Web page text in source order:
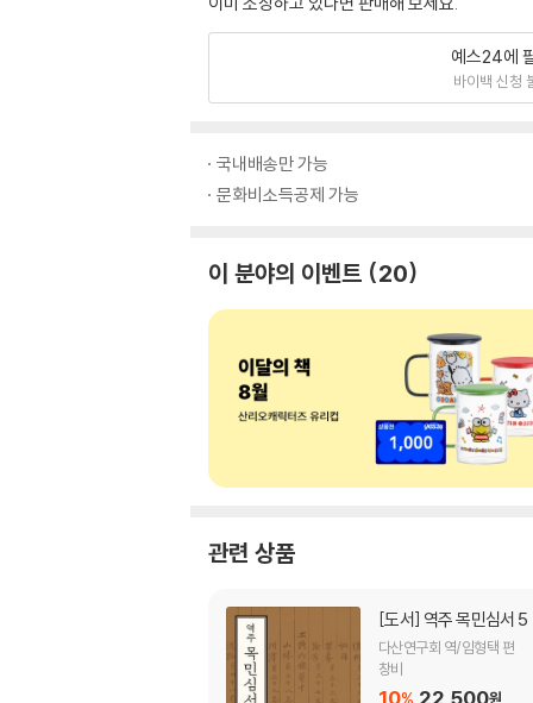
예스24에
바이백 신청
국내배송만 가능
문화비소득공제 가능
이 분야의 이벤트 20
관련 상품
[도서] 역주 목민심서 5
다산연구회 역/임형택 편
창비
10 22,500원